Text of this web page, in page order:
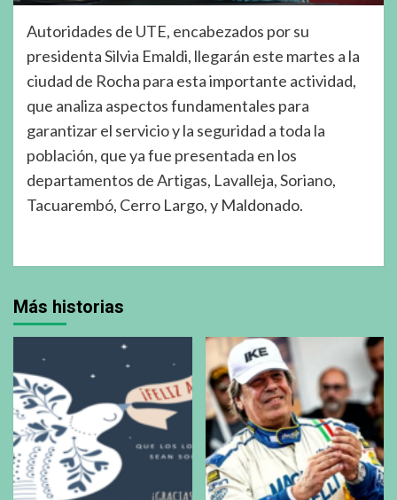
Autoridades de UTE, encabezados por su
presidenta Silvia Emaldi, llegarán este martes a la
ciudad de Rocha para esta importante actividad,
que analiza aspectos fundamentales para
garantizar el servicio y la seguridad a toda la
población, que ya fue presentada en los
departamentos de Artigas, Lavalleja, Soriano,
Tacuarembó, Cerro Largo, y Maldonado.
Más historias